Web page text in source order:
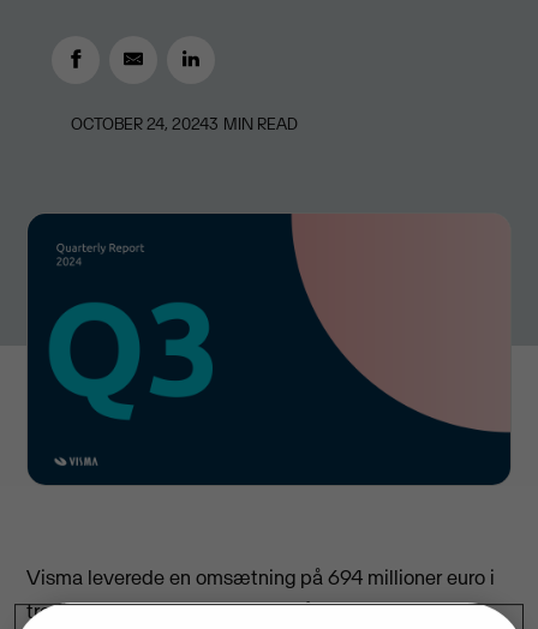
OCTOBER 24, 20243 MIN READ
Visma leverede en omsætning på 694 millioner euro i
tredje kvartal 2024, en vækst på 17 procent